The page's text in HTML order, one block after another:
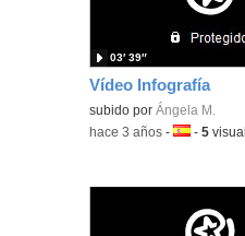
Vídeo Infografía
subido porÁngela M.
03′ 39″
-hace 3 años -Idioma:
-5